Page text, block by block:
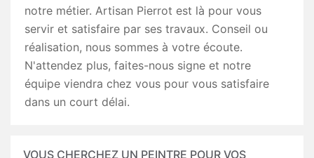
notre métier. Artisan Pierrot est là pour vous
servir et satisfaire par ses travaux. Conseil ou
réalisation, nous sommes à votre écoute.
N'attendez plus, faites-nous signe et notre
équipe viendra chez vous pour vous satisfaire
dans un court délai.
VOUS CHERCHEZ UN PEINTRE POUR VOS